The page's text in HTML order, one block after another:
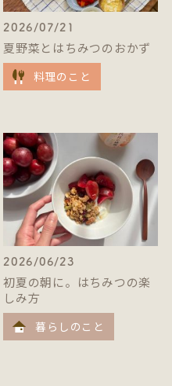
2026/07/21
夏野菜とはちみつのおかず
料理のこと
2026/06/23
初夏の朝に。はちみつの楽
しみ方
暮らしのこと